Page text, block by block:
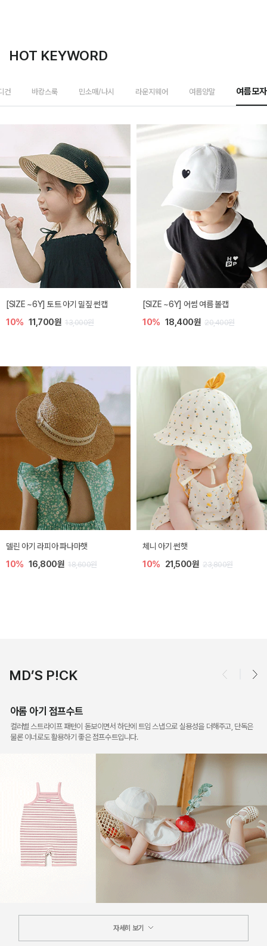
HOT KEYWORD
가디건 바캉스룩 민소매/나시 라운지웨어 여름양말 여
아레 니트 아기 가디건
5% 39,900원 42,000원
노리 니트 아기 가디건
10% 35,100원 39,000원
[SIZE ~6Y] 슈미 가디건
5% 17,100원 18,000원
[SIZE ~6Y] 마인 니트 가디건
10% 26,100원 29,000원
MD’S P!CK
아롬 아기 점프수트
컬러별 스트라이프 패턴이 돋보이면서 하단에 트임 스냅으로 실용성을 더해주고, 단독은
물론 이너로도 활용하기 좋은 점프수트입니다.
자세히 보기